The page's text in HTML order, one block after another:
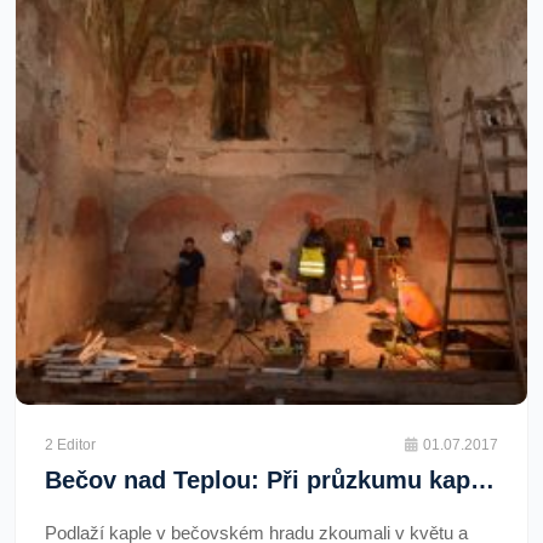
2 Editor 01.07.2017
Bečov nad Teplou: Při průzkumu kaple byly nalezeny ozdobné prvky z relikviáře
Podlaží kaple v bečovském hradu zkoumali v květu a